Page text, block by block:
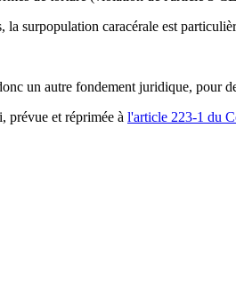
surpopulation caracérale est
un autre fondement juridique, pour
prévue et réprimée à l'article 223-1 du